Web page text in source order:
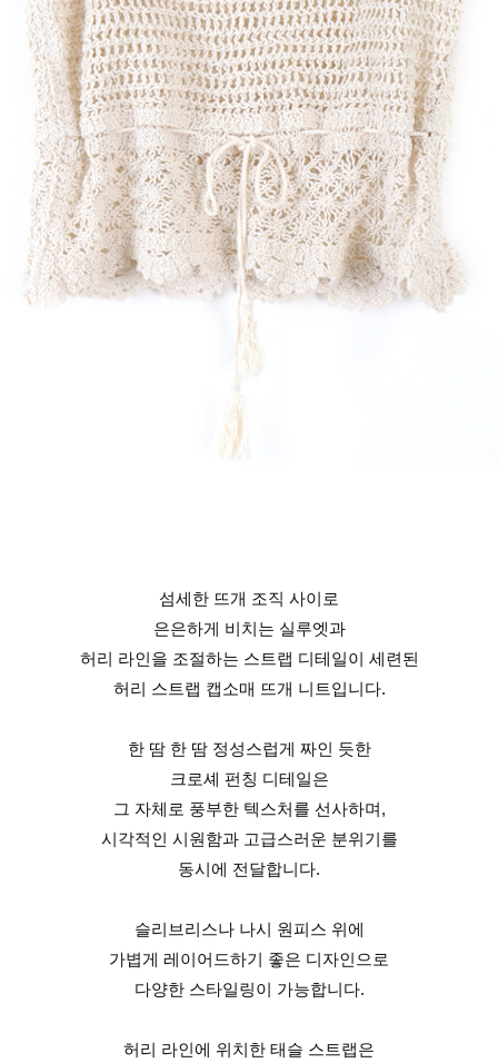
섬세한 뜨개 조직 사이로
은은하게 비치는 실루엣과
허리 라인을 조절하는 스트랩 디테일이 세련된
허리 스트랩 캡소매 뜨개 니트입니다.
한 땀 한 땀 정성스럽게 짜인 듯한
크로셰 펀칭 디테일은
그 자체로 풍부한 텍스처를 선사하며,
시각적인 시원함과 고급스러운 분위기를
동시에 전달합니다.
슬리브리스나 나시 원피스 위에
가볍게 레이어드하기 좋은 디자인으로
다양한 스타일링이 가능합니다.
허리 라인에 위치한 태슬 스트랩은